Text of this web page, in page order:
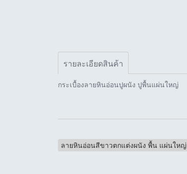
รายละเอียดสินค้า
กระเบื้องลายหินอ่อนปูผนัง ปูพื้นแผ่นใหญ่
ลายหินอ่อนสีขาวตกแต่งผนัง พื้น แผ่นใหญ่